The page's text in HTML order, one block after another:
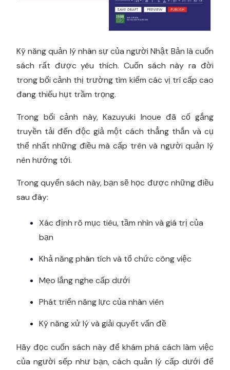
Kỹ năng quản lý nhân sự của người Nhật Bản là cuốn
sách rất được yêu thích. Cuốn sách này ra đời
trong bối cảnh thị trường tìm kiếm các vị trí cấp cao
đang thiếu hụt trầm trọng.
Trong bối cảnh này, Kazuyuki Inoue đã cố gắng
truyền tải đến độc giả một cách thẳng thắn và cụ
thể nhất những điều mà cấp trên và người quản lý
nên hướng tới.
Trong quyển sách này, bạn sẽ học được những điều
sau đây:
Xác định rõ mục tiêu, tầm nhìn và giá trị của
bạn
Khả năng phân tích và tổ chức công việc
Mẹo lắng nghe cấp dưới
Phát triển năng lực của nhân viên
Kỹ năng xử lý và giải quyết vấn đề
Hãy đọc cuốn sách này để khám phá cách làm việc
của người sếp như bạn, cách quản lý cấp dưới để